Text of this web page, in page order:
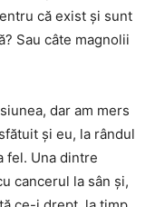
că exist și sunt
Sau câte magnolii
dar am mers
și eu, la rândul
fel. Una dintre
cancerul la sân și,